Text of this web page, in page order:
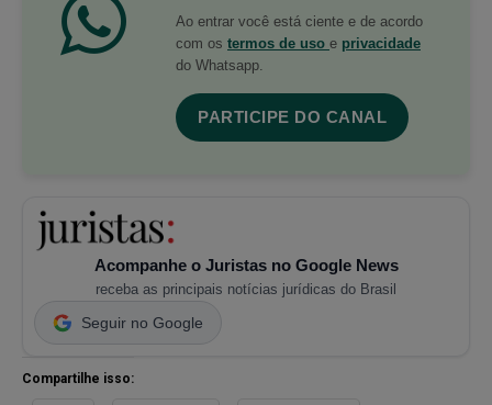
Ao entrar você está ciente e de acordo
com os termos de uso e privacidade
do Whatsapp.
PARTICIPE DO CANAL
Acompanhe o Juristas no Google News
receba as principais notícias jurídicas do Brasil
Seguir no Google
Compartilhe isso: